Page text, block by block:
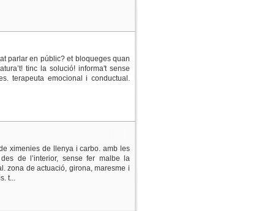
parlar en públic? et bloqueges quan
tinc la solució! informa't sense
terapeuta emocional i conductual.
ximenies de llenya i carbo. amb les
de l’interior, sense fer malbe la
zona de actuació, girona, maresme i
t...